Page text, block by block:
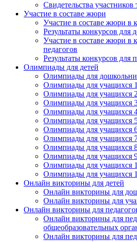
Свидетельства участников
Участие в составе жюри
Участие в составе жюри в
Результаты конкурсов для
Участие в составе жюри в
педагогов
Результаты конкурсов для
Олимпиады для детей
Олимпиады для
Олимпиады для учащихся
Олимпиады для учащихся
Олимпиады для учащихся
Олимпиады для учащихся
Олимпиады для учащихся
Олимпиады для учащихся
Олимпиады для учащихся
Олимпиады для учащихся
Олимпиады для учащихся
Олимпиады для учащихся
Олимпиады для учащихся
Онлайн викторины для детей
Онлайн викторины для
Онлайн викторины для
Онлайн викторины для
Онлайн викторины для
общеобразовательных
Онлайн викторины для